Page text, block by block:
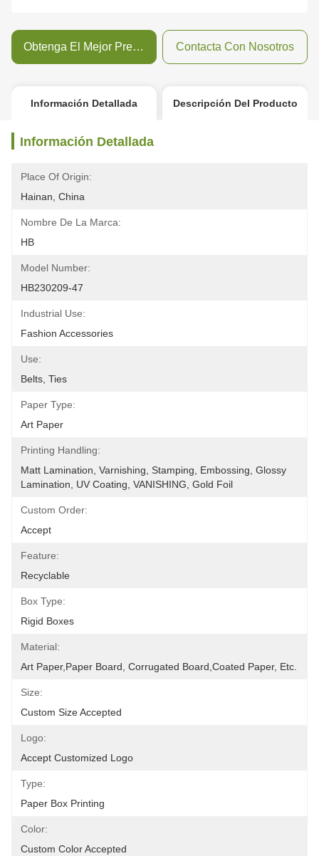
Obtenga El Mejor Precio Contacta Con Nosotros
Información Detallada Descripción Del Producto
Información Detallada
Place Of Origin:
Hainan, China
Nombre De La Marca:
HB
Model Number:
HB230209-47
Industrial Use:
Fashion Accessories
Use:
Belts, Ties
Paper Type:
Art Paper
Printing Handling:
Matt Lamination, Varnishing, Stamping, Embossing, Glossy
Lamination, UV Coating, VANISHING, Gold Foil
Custom Order:
Accept
Feature:
Recyclable
Box Type:
Rigid Boxes
Material:
Art Paper,Paper Board, Corrugated Board,Coated Paper, Etc.
Size:
Custom Size Accepted
Logo:
Accept Customized Logo
Type:
Paper Box Printing
Color:
Custom Color Accepted